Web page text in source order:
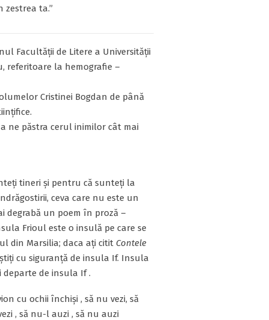
zestrea ta.”
Facultății de Litere a Universității
referitoare la hemografie –
Cristinei Bogdan de până
ne păstra cerul inimilor cât mai
tineri și pentru că sunteți la
ceva care nu este un
degrabă un poem în proză –
Frioul este o insulă pe care se
din Marsilia; daca ați citit Contele
cu siguranță de insula If. Insula
departe de insula If .
cu ochii închiși , să nu vezi, să
, să nu-l auzi , să nu auzi